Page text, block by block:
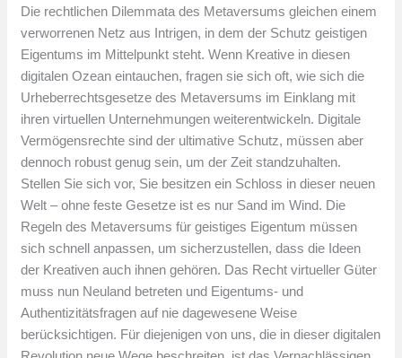
Die rechtlichen Dilemmata des Metaversums gleichen einem
verworrenen Netz aus Intrigen, in dem der Schutz geistigen
Eigentums im Mittelpunkt steht. Wenn Kreative in diesen
digitalen Ozean eintauchen, fragen sie sich oft, wie sich die
Urheberrechtsgesetze des Metaversums im Einklang mit
ihren virtuellen Unternehmungen weiterentwickeln. Digitale
Vermögensrechte sind der ultimative Schutz, müssen aber
dennoch robust genug sein, um der Zeit standzuhalten.
Stellen Sie sich vor, Sie besitzen ein Schloss in dieser neuen
Welt – ohne feste Gesetze ist es nur Sand im Wind. Die
Regeln des Metaversums für geistiges Eigentum müssen
sich schnell anpassen, um sicherzustellen, dass die Ideen
der Kreativen auch ihnen gehören. Das Recht virtueller Güter
muss nun Neuland betreten und Eigentums- und
Authentizitätsfragen auf nie dagewesene Weise
berücksichtigen. Für diejenigen von uns, die in dieser digitalen